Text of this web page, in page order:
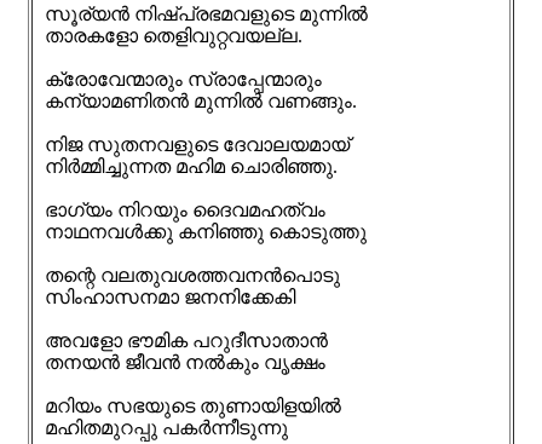
സൂര്യൻ നിഷ്പ്രഭമവളുടെ മുന്നിൽ
താരകളോ തെളിവുറ്റവയല്ല.
ക്രോവേന്മാരും സ്രാപ്പേന്മാരും
കന്യാമണിതൻ മുന്നിൽ വണങ്ങും.
നിജ സുതനവളുടെ ദേവാലയമായ്
നിർമ്മിച്ചുന്നത മഹിമ ചൊരിഞ്ഞു.
ഭാഗ്യം നിറയും ദൈവമഹത്വം
നാഥനവൾക്കു കനിഞ്ഞു കൊടുത്തു
തന്റെ വലതുവശത്തവനൻപൊടു
സിംഹാസനമാ ജനനിക്കേകി
അവളോ ഭൗമിക പറുദീസാതാൻ
തനയൻ ജീവൻ നൽകും വൃക്ഷം
മറിയം സഭയുടെ തുണായിളയിൽ
മഹിതമുറപ്പു പകർന്നീടുന്നു